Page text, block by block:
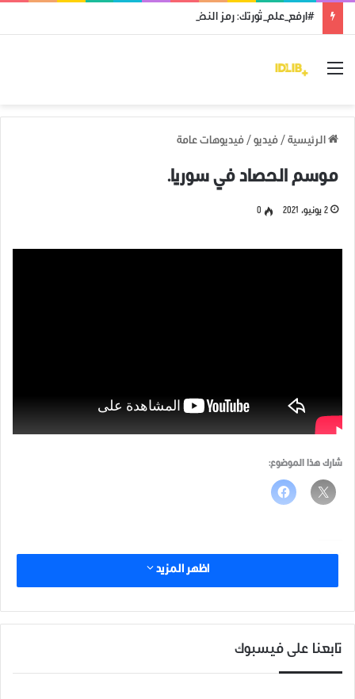
#ارفع_علم_ثورتك: رمز النضال ووحدة الهدف
القائمة
الرئيسية / فيديو / فيديوهات عامة
موسم الحصاد في سوريا.
2 يونيو، 2021 0
شارك هذا الموضوع:
مرتبط
الدورية التركية الثالثة من خربة
الجوز غرب ادلب إلى ريف حماة
مدينة ادلب الذي قتل تحت
اظهر المزيد
تابعنا على فيسبوك